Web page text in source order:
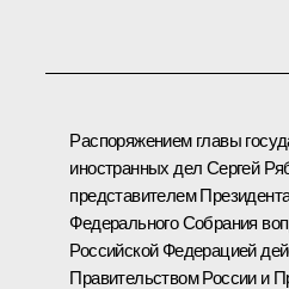
Распоряжением главы
иностранных дел Сергей
представителем
Федерального Собрания
Российской Федерацией
Правительством России и